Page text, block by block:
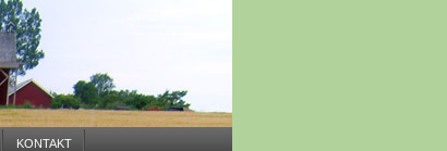
KONTAKT